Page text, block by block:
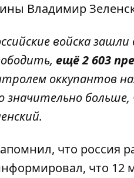
Владимир
войска
ещё 2 603
оккупантов
значительно больше,
что россия
что 12